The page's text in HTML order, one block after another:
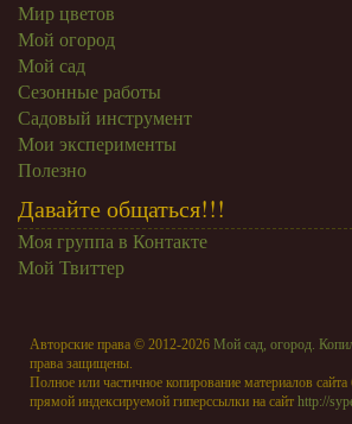
Мир цветов
Мой огород
Мой сад
Сезонные работы
Садовый инструмент
Мои эксперименты
Полезно
Давайте общаться!!!
Моя группа в Контакте
Мой Твиттер
Авторские права © 2012-2026 Мой сад, огород.
права защищены.
Полное или частичное копирование материалов сайта
прямой индексируемой гиперссылки на сайт http://